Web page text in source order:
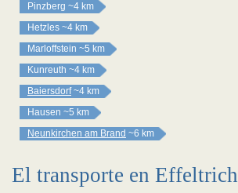
Pinzberg ~4 km
Hetzles ~4 km
Marloffstein ~5 km
Kunreuth ~4 km
Baiersdorf ~4 km
Hausen ~5 km
Neunkirchen am Brand ~6 km
El transporte en Effeltrich